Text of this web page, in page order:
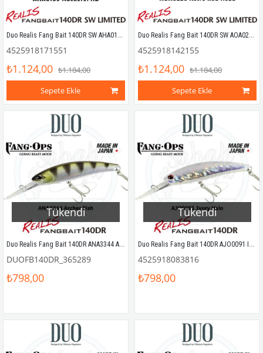
Duo Realis Fang Bait 140DR SW AHA0109 Mackarel HD
4525918171551
₺1.124,00 ₺1.184,00
Sepete Ekle
Duo Realis Fang Bait 140DR SW AOA0220 Astro Red Head
4525918142155
₺1.124,00 ₺1.184,00
Sepete Ekle
Tükendi
Duo Realis Fang Bait 140DR ANA3344 Archer Fish
DUOFB140DR_365289
₺798,00
Tükendi
Duo Realis Fang Bait 140DR AJO0091 Ivory Halo
4525918083816
₺798,00